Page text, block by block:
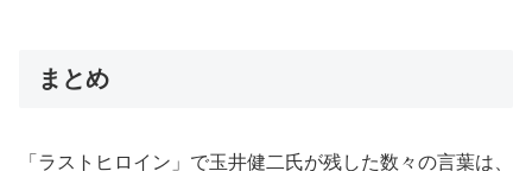
まとめ
「ラストヒロイン」で玉井健二氏が残した数々の言葉は、